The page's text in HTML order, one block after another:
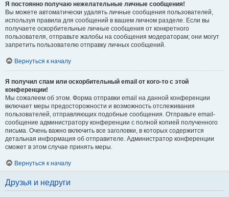
Я постоянно получаю нежелательные личные сообщения!
Вы можете автоматически удалять личные сообщения пользователей,
используя правила для сообщений в вашем личном разделе. Если вы
получаете оскорбительные личные сообщения от конкретного
пользователя, отправьте жалобы на сообщения модераторам; они могут
запретить пользователю отправку личных сообщений.
Вернуться к началу
Я получил спам или оскорбительный email от кого-то с этой
конференции!
Мы сожалеем об этом. Форма отправки email на данной конференции
включает меры предосторожности и возможность отслеживания
пользователей, отправляющих подобные сообщения. Отправьте email-
сообщение администратору конференции с полной копией полученного
письма. Очень важно включить все заголовки, в которых содержится
детальная информация об отправителе. Администратор конференции
сможет в этом случае принять меры.
Вернуться к началу
Друзья и недруги